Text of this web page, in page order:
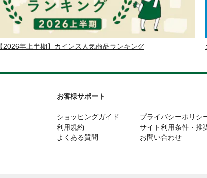
【2026年上半期】カインズ人気商品ランキング
お客様サポート
ショッピングガイド
利用規約
よくある質問
プライバシーポリシ
サイト利用条件・推
お問い合わせ